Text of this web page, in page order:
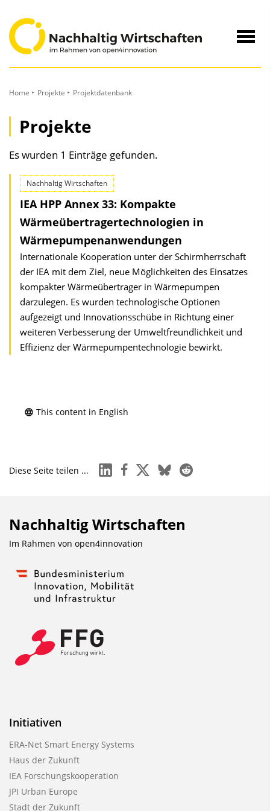
Inhalt
Home Projekte Projektdatenbank
Projekte
Es wurden 1 Einträge gefunden.
Nachhaltig Wirtschaften
IEA HPP Annex 33: Kompakte
Wärmeübertrager­technologien in
Wärmepumpen­anwendungen
Internationale Kooperation unter der Schirmherrschaft
der IEA mit dem Ziel, neue Möglichkeiten des Einsatzes
kompakter Wärmeübertrager in Wärmepumpen
darzulegen. Es wurden technologische Optionen
aufgezeigt und Innovationsschübe in Richtung einer
weiteren Verbesserung der Umweltfreundlichkeit und
Effizienz der Wärmepumpentechnologie bewirkt.
This content in English
Diese Seite teilen ... linkedinfacebook
x blueskyreddit
Nachhaltig Wirtschaften
Im Rahmen von open4innovation
Initiativen
ERA-Net Smart Energy Systems
Haus der Zukunft
IEA Forschungskooperation
JPI Urban Europe
Stadt der Zukunft